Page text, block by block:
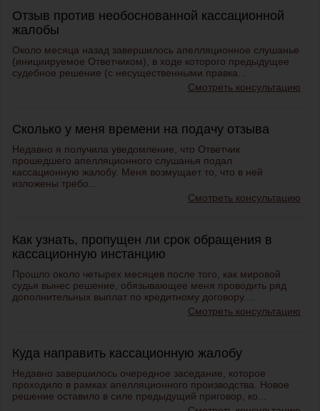
Отзыв против необоснованной кассационной
жалобы
Около месяца назад завершилось апелляционное слушанье
(инициируемое Ответчиком), в ходе которого предыдущее
судебное решение (с несущественными правка...
Смотреть консультацию
Сколько у меня времени на подачу отзыва
Недавно я получила уведомление, что Ответчик
прошедшего апелляционного слушанья подал
кассационную жалобу. Меня возмущает то, что в ней
изложены требо...
Смотреть консультацию
Как узнать, пропущен ли срок обращения в
кассационную инстанцию
Прошло около четырех месяцев после того, как мировой
судья вынес решение, обязывающее меня проводить ряд
дополнительных выплат по кредитному договору....
Смотреть консультацию
Куда направить кассационную жалобу
Недавно завершилось очередное заседание, которое
проходило в рамках апелляционного производства. Новое
решение оставило в силе предыдущий приговор, ко...